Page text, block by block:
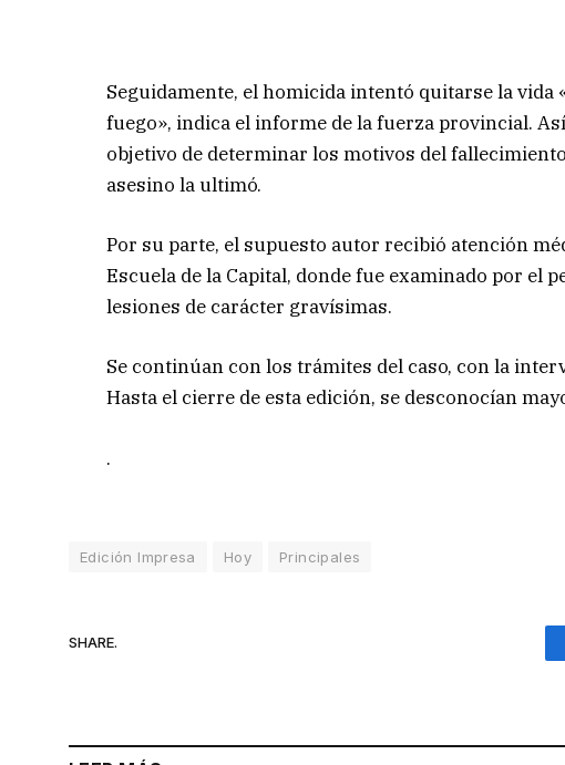
Seguidamente, el homicida intentó quitarse la
fuego», indica el informe de la fuerza provincial.
objetivo de determinar los motivos del
asesino la ultimó.
Por su parte, el supuesto autor recibió atención
Escuela de la Capital, donde fue examinado por el
lesiones de carácter gravísimas.
Se continúan con los trámites del caso, con la
Hasta el cierre de esta edición, se desconocían
.
Edición Impresa Hoy Principales
SHARE.